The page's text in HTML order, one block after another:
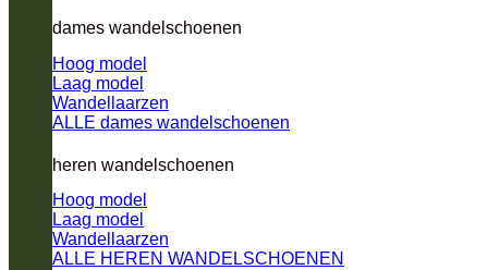
dames wandelschoenen
Hoog model
Laag model
Wandellaarzen
ALLE dames wandelschoenen
heren wandelschoenen
Hoog model
Laag model
Wandellaarzen
ALLE HEREN WANDELSCHOENEN